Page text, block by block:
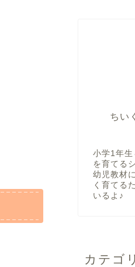
ちい
小学1年生
を育てる
幼児教材
く育てる
いるよ♪
カテゴ